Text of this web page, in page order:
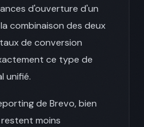
d'ouverture d'un
combinaison des deux
de conversion
ce type de
unifié.
de Brevo, bien
moins